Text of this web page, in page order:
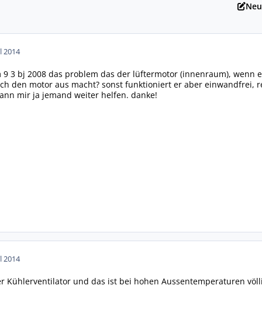
2014
9 3 bj 2008 das problem das der lüftermotor (innenraum),
den motor aus macht? sonst funktioniert er aber einwandfrei,
mir ja jemand weiter helfen. danke!
2014
Kühlerventilator und das ist bei hohen Aussentemperaturen